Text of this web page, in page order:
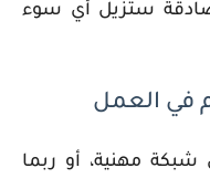
ستزيل أي سوء
في العمل
شبكة مهنية، أو ربما